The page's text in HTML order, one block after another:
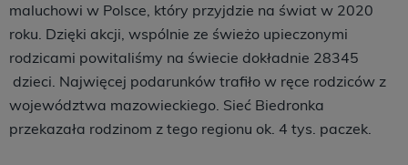
maluchowi w Polsce, który przyjdzie na świat w 2020
roku. Dzięki akcji, wspólnie ze świeżo upieczonymi
rodzicami powitaliśmy na świecie dokładnie 28345
dzieci. Najwięcej podarunków trafiło w ręce rodziców z
województwa mazowieckiego. Sieć Biedronka
przekazała rodzinom z tego regionu ok. 4 tys. paczek.